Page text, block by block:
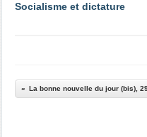
Socialisme et dictature